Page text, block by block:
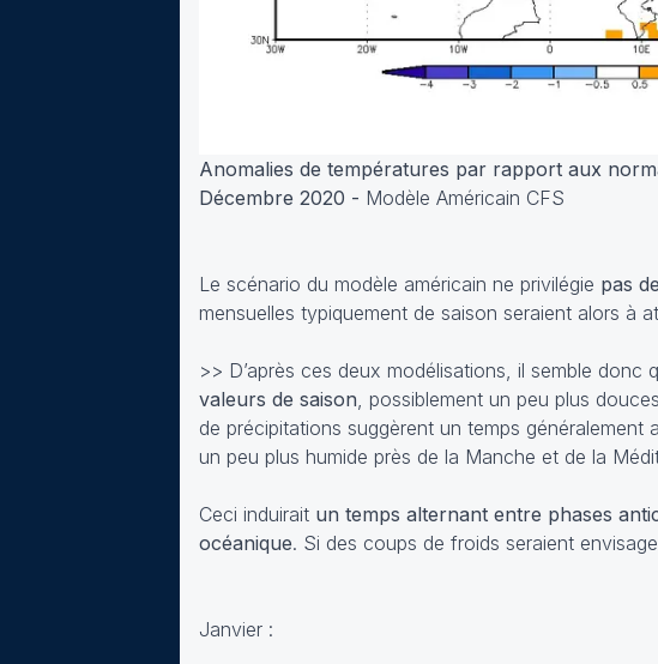
Anomalies de températures par rapport aux
Décembre 2020 - Modèle Américain CFS
Le scénario du modèle américain ne privilégie pas
mensuelles typiquement de saison seraient alors à
>> D’après ces deux modélisations, il semble donc
valeurs de saison, possiblement un peu plus
de précipitations suggèrent un temps
un peu plus humide près de la Manche et de la
Ceci induirait un temps alternant entre phases
océanique. Si des coups de froids seraient
Janvier :